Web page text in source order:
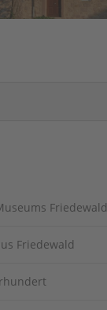
Friedewald
Friedewald